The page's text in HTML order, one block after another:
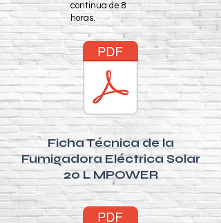
continua de 8
horas.
Ficha Técnica de la
Fumigadora Eléctrica Solar
20 L MPOWER